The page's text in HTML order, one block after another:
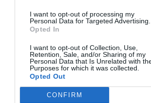
I want to opt-out of processing my
Personal Data for Targeted Advertising.
Opted In
I want to opt-out of Collection, Use,
Retention, Sale, and/or Sharing of my
Personal Data that Is Unrelated with
Purposes for which it was collected.
Opted Out
CONFIRM